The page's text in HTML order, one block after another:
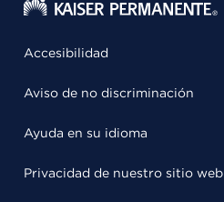
Accesibilidad
Aviso de no discriminación
Ayuda en su idioma
Privacidad de nuestro sitio web